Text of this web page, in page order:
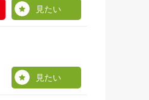
見たい
見たい